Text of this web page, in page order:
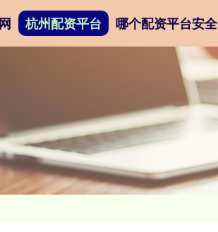
杭州配资平台 哪个配资平台安全